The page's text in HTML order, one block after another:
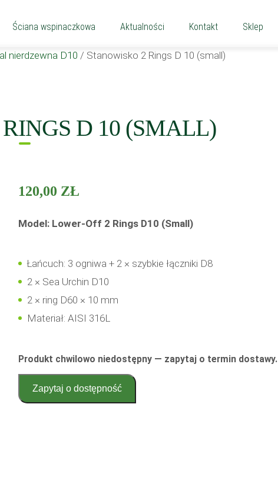
Ściana wspinaczkowa Aktualności Kontakt Sklep
nierdzewna D10 / Stanowisko 2 Rings D 10 (small)
D 10 (SMALL)
120,00 ZŁ
Model: Lower-Off 2 Rings D10 (Small)
Łańcuch: 3 ogniwa + 2 × szybkie łączniki D8
2 × Sea Urchin D10
2 × ring D60 × 10 mm
Materiał: AISI 316L
Produkt chwilowo niedostępny — zapytaj o termin dostawy.
Zapytaj o dostępność